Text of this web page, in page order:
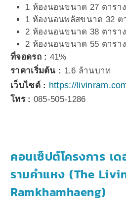
1 ห้องนอนขนาด 27 ตารา
1 ห้องนอนพลัสขนาด 32 ต
2 ห้องนอนขนาด 38 ตารา
2 ห้องนอนขนาด 55 ตารา
ที่จอดรถ : 41%
ราคาเริ่มต้น : 1.6 ล้านบาท
เว็บไซต์ : https://
โทร : 085-505-1286
คอนเซ็ปต์โครงการ เ
รามคำแหง (The
Ramkhamhaeng)